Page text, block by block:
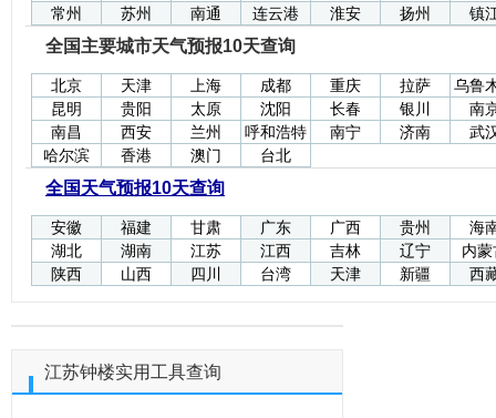
常州
苏州 南通 连云港 淮安 扬州 镇
全国主要城市天气预报10天查询
北京 天津 上海 成都 重庆 拉萨
乌鲁
昆明
贵阳 太原 沈阳 长春 银川
南
南昌
西安 兰州 呼和浩特 南宁 济南
武
哈尔滨
香港 澳门 台北
全国天气预报10天查询
安徽 福建 甘肃 广东 广西 贵州
海
湖北
湖南 江苏 江西 吉林 辽宁
内蒙
陕西
山西 四川 台湾 天津 新疆 西
江苏钟楼实用工具查询